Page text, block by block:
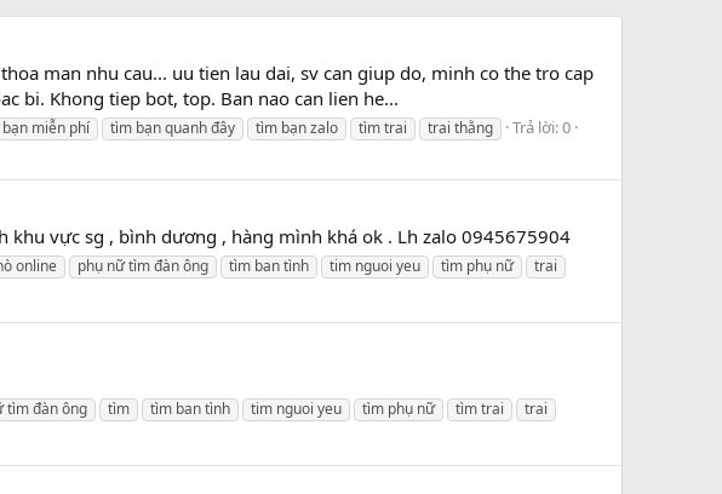
man nhu cau... uu tien lau dai, sv can giup do, minh co the tro cap
bi. Khong tiep bot, top. Ban nao can lien he...
miễn phí tìm bạn quanh đây tìm bạn zalo tìm trai trai thằng
Trả lời: 0
vực sg , bình dương , hàng mình khá ok . Lh zalo 0945675904
online phụ nữ tìm đàn ông tìm ban tình tim nguoi yeu tìm phụ nữ
trai
tìm đàn ông tìm tìm ban tình tim nguoi yeu tìm phụ nữ tìm trai
trai